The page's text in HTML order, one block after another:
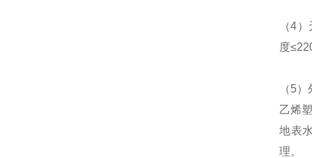
（4）
度
（5
乙烯
地表
理。